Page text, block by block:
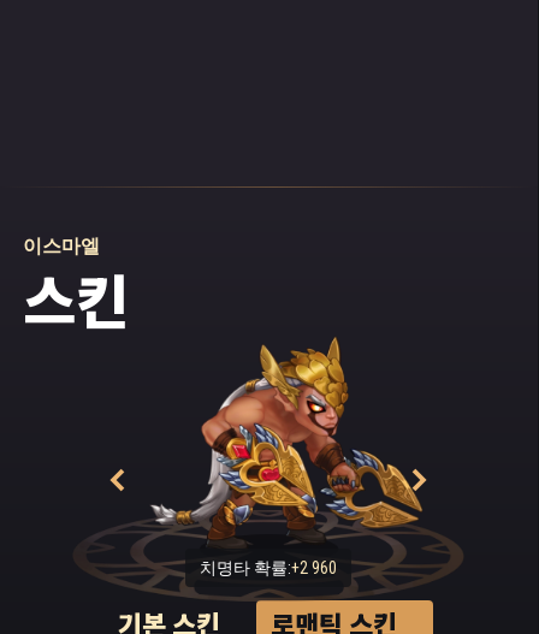
대마법사는 평소와 달리 엄숙한 표정이었습니
다. 이스마엘은 오늘따라 아버지의 목소리와 태
도에 뭔가 과장된 느낌이 섞여 있다고 생각했습
니다. 파루크는 어두운 방 한가운데에 떡하니
놓인 석조 왕좌로 이스마엘을 데려가 앉히고, 오
래된 보관함이 놓인 받침대로 다가갔습니다. 대
마법사는 보관함을 열더니 손을 집어넣었습니
다. “이번에는 아버지가 어떤 깜짝 선물을 준비
하셨을까?” 이스마엘은 왕좌의 팔걸이에 새겨
진 거친 패턴을 관찰하며 생각했습니다. “아마
지금까지 받은 것과는 차원이 다른 선물이겠
그 순간, 이스마엘은 손이 움직이지 않는다는 사
실을 깨달았습니다. 마치 알 수 없는 힘이 양손
이스마엘
스킨
치명타 확률:+2 960
기본 스킨
로맨틱 스킨